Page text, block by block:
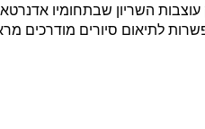
השריון שבתחומיו
לתיאום סיורים מודרכים